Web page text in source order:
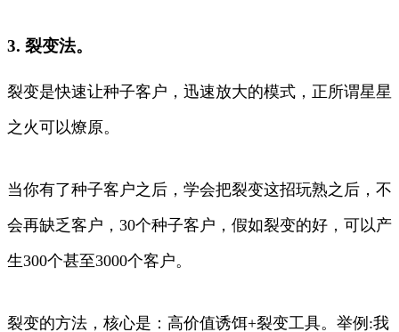
3. 裂变法。
裂变是快速让种子客户，迅速放大的模式，正所谓星星
之火可以燎原。
当你有了种子客户之后，学会把裂变这招玩熟之后，不
会再缺乏客户，30个种子客户，假如裂变的好，可以产
生300个甚至3000个客户。
裂变的方法，核心是：高价值诱饵+裂变工具。举例:我